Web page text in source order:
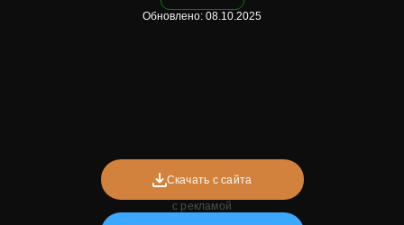
Обновлено: 08.10.2025
Скачать с сайта
с рекламой